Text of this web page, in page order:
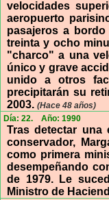
velocidades
aeropuerto
pasajeros a
treinta y ocho
"charco" a una
único y grave
unido a otros
precipitarán su
2003. (Hace 48 años)
Día: 22.
Año: 1990
Tras detectar
conservador,
como primera
desempeñando
de 1979. Le
Ministro de